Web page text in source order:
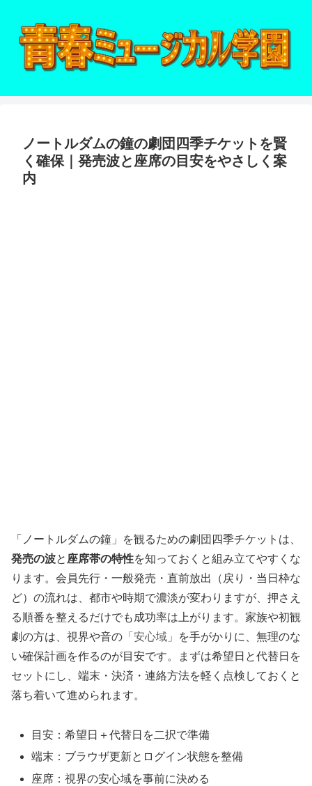
ノートルダムの鐘の劇団四季チケットを賢
く確保｜発売波と座席の目安をやさしく案
内
「ノートルダムの鐘」を観るための劇団四季チケットは、
発売の波と 座席帯の特性を知っておくと組み立てやすくな
ります。会員先行・一般発売・直前放出（戻り・当日枠な
ど）の流れは、都市や時期で濃淡が変わりますが、押さえ
る順番を整えるだけでも成功率は上がります。家族や初観
劇の方は、視界や音の 「安心域」
を手がかりに、無理のな
い確保計画を作るのが目安です。まずは希望日と代替日を
セットにし、端末・決済・連絡方法を軽く点検しておくと
落ち着いて進められます。
目安：希望日＋代替日を二択で準備
端末：ブラウザ更新とログイン状態を整備
座席：視界の安心域を事前に決める